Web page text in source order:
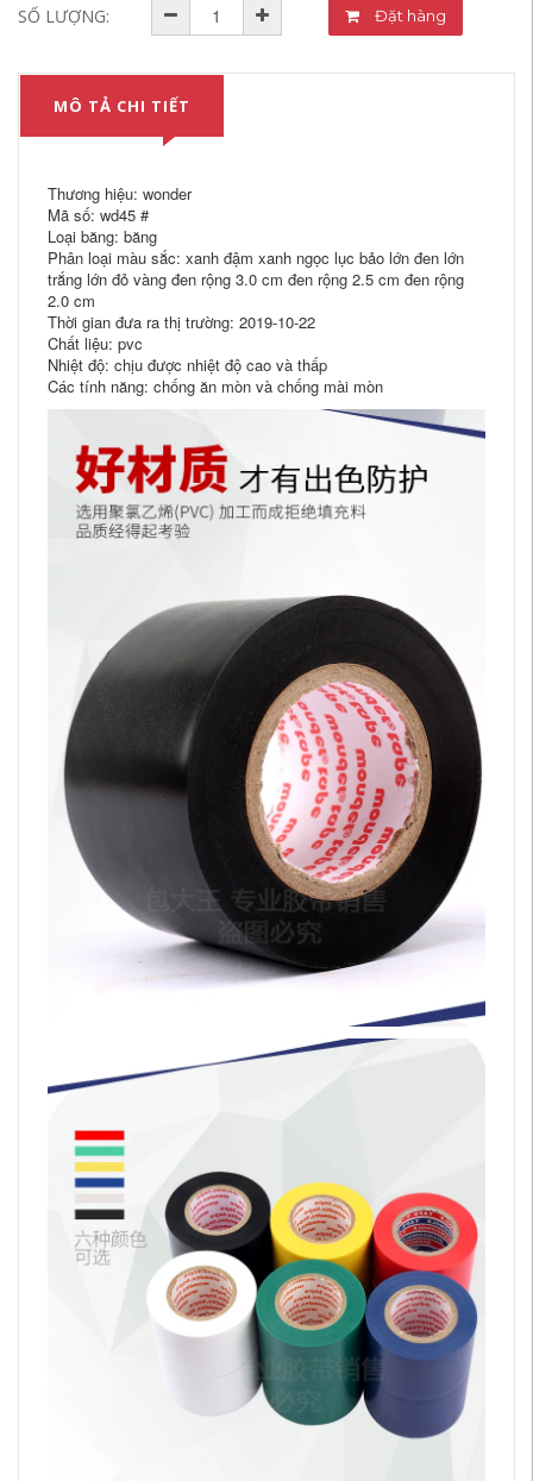
SỐ LƯỢNG: Đặt hàng
MÔ TẢ CHI TIẾT
Thương hiệu: wonder
Mã số: wd45 #
Loại băng: băng
Phân loại màu sắc: xanh đậm xanh ngọc lục bảo lớn đen lớn
trắng lớn đỏ vàng đen rộng 3.0 cm đen rộng 2.5 cm đen rộng
2.0 cm
Thời gian đưa ra thị trường: 2019-10-22
Chất liệu: pvc
Nhiệt độ: chịu được nhiệt độ cao và thấp
Các tính năng: chống ăn mòn và chống mài mòn